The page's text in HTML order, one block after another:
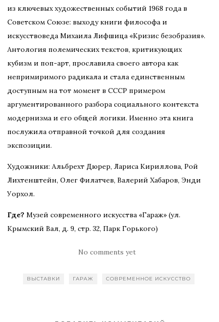
из ключевых художественных событий 1968 года в
Советском Союзе: выходу книги философа и
искусствоведа Михаила Лифшица «Кризис безобразия».
Антология полемических текстов, критикующих
кубизм и поп-арт, прославила своего автора как
непримиримого радикала и стала единственным
доступным на тот момент в СССР примером
аргументированного разбора социального контекста
модернизма и его общей логики. Именно эта книга
послужила отправной точкой для создания
экспозиции.
Художники: Альбрехт Дюрер, Лариса Кириллова, Рой
Лихтенштейн, Олег Филатчев, Валерий Хабаров, Энди
Уорхол.
Где? Музей современного искусства «Гараж» (ул.
Крымский Вал, д. 9, стр. 32, Парк Горького)
No comments yet
ВЫСТАВКИ ГАРАЖ СОВРЕМЕННОЕ ИСКУССТВО